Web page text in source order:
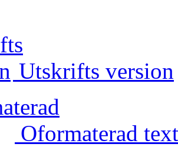
Utskrifts version
Oformaterad text